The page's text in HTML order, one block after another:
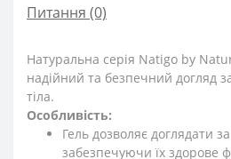
Питання (0)
Натуральна серія Natigo by
надійний та безпечний догляд
тіла.
Особливість:
Гель дозволяє доглядати
забезпечуючи їх здорове